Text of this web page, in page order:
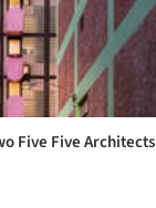
Five Five Architects